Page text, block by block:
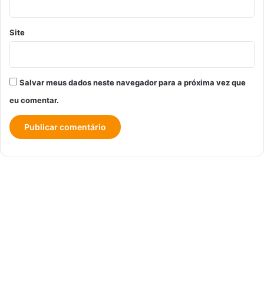
Site
Salvar meus dados neste navegador para a próxima vez que
eu comentar.